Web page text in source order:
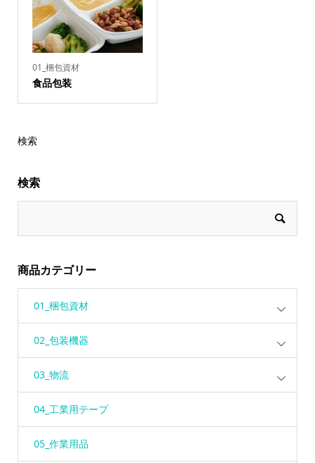
01_梱包資材
食品包装
検索
検索
商品カテゴリー
01_梱包資材
02_包装機器
03_物流
04_工業用テープ
05_作業用品